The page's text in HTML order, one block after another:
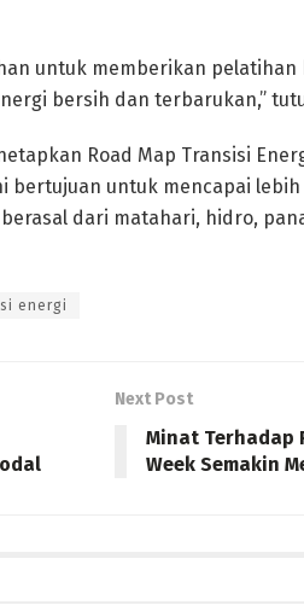
untuk memberikan
bersih dan terbarukan,”
Road Map Transisi
bertujuan untuk mencapai lebih
dari matahari, hidro,
energi
Next Post
Minat Terhadap
Week Semakin